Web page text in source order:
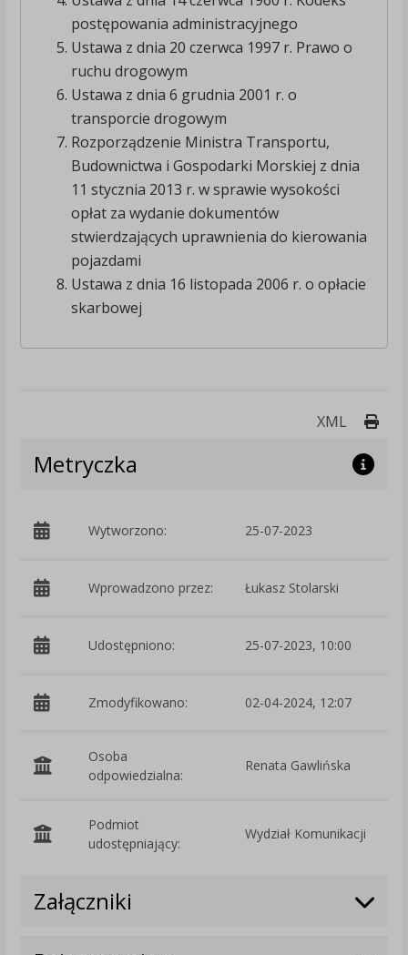
postępowania administracyjnego
Ustawa z dnia 20 czerwca 1997 r. Prawo o
ruchu drogowym
Ustawa z dnia 6 grudnia 2001 r. o
transporcie drogowym
Rozporządzenie Ministra Transportu,
Budownictwa i Gospodarki Morskiej z dnia
11 stycznia 2013 r. w sprawie wysokości
opłat za wydanie dokumentów
stwierdzających uprawnienia do kierowania
pojazdami
Ustawa z dnia 16 listopada 2006 r. o opłacie
skarbowej
XML
Metryczka
Wytworzono: 25-07-2023
Wprowadzono przez: Łukasz Stolarski
Udostępniono: 25-07-2023, 10:00
Zmodyfikowano: 02-04-2024, 12:07
Osoba
odpowiedzialna:
Renata Gawlińska
Podmiot
udostępniający:
Wydział Komunikacji
Załączniki